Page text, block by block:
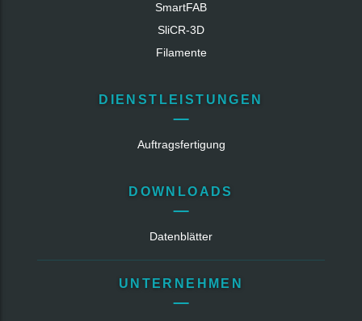
SmartFAB
SliCR‑3D
Filamente
DIENSTLEISTUNGEN
Auftragsfertigung
DOWNLOADS
Datenblätter
UNTERNEHMEN